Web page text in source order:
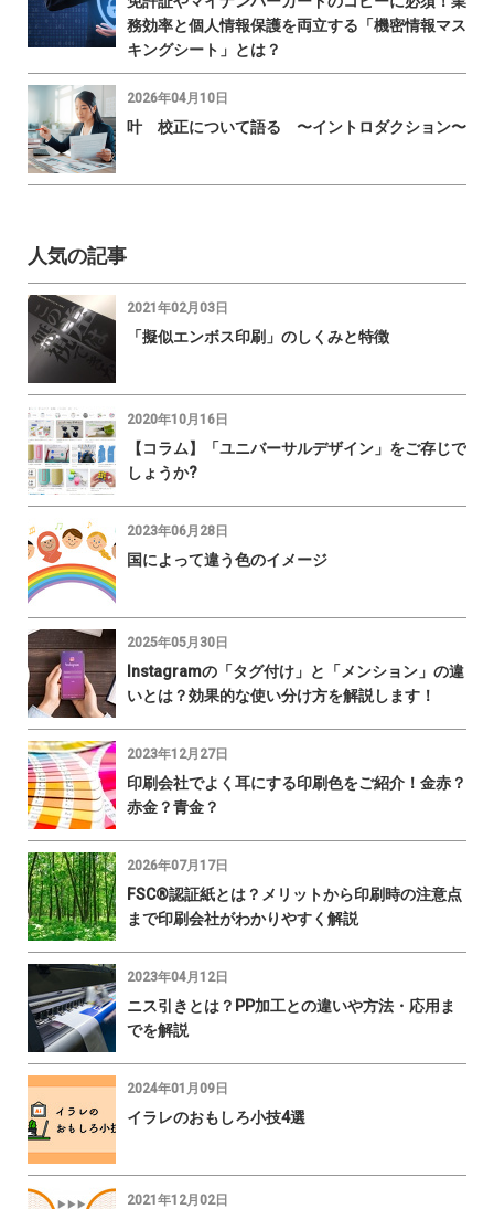
務効率と個人情報保護を両立する「機密情報マス
キングシート」とは？
2026年04月10日
叶 校正について語る 〜イントロダクション〜
人気の記事
2021年02月03日
「擬似エンボス印刷」のしくみと特徴
2020年10月16日
【コラム】「ユニバーサルデザイン」をご存じで
しょうか?
2023年06月28日
国によって違う色のイメージ
2025年05月30日
Instagramの「タグ付け」と「メンション」の違
いとは？効果的な使い分け方を解説します！
2023年12月27日
印刷会社でよく耳にする印刷色をご紹介！金赤？
赤金？青金？
2026年07月17日
FSC®認証紙とは？メリットから印刷時の注意点
まで印刷会社がわかりやすく解説
2023年04月12日
ニス引きとは？PP加工との違いや方法・応用ま
でを解説
2024年01月09日
イラレのおもしろ小技4選
2021年12月02日